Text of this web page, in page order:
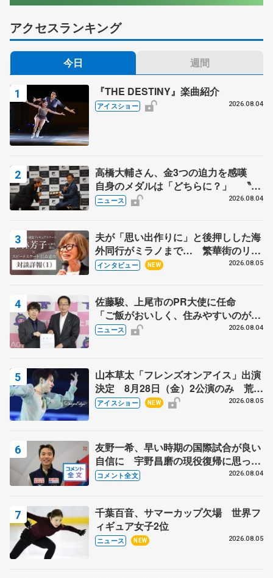
アクセスランキング
今日 週間
『THE DESTINY』楽曲紹介
アイスショー 2026.08.04
高橋大輔さん、金3つの迫力を感嘆
自身のメダルは「どちらに？」 〝リ
ス兄弟〟オリンピック3連覇の野村忠
ニュース 2026.08.04
夫が「思い出作りに」と後押しした海
外同行がミラノまで… 繁華街のリン
クでは不良のお兄さんも味方に 小林
インタビュー NEW 2026.08.05
佐藤駿、上尾市のPR大使に任命
「ご飯がおいしく、住みやすいのが魅
力」
ニュース 2026.08.04
山本草太「フレンズオンアイス」出演
決定 8月28日（金）2公演のみ 荒川
静香さんプロデュース、20周年のアイ
アイスショー NEW 2026.08.05
友野一希、早い時期の国際試合が良い
自信に 宇野昌磨の現役復帰に思って
いること 【アジアンオープントロフ
コメント全文 2026.08.04
千葉百音、サマーカップ欠場 世界フ
ィギュア女子2位
ニュース NEW 2026.08.05